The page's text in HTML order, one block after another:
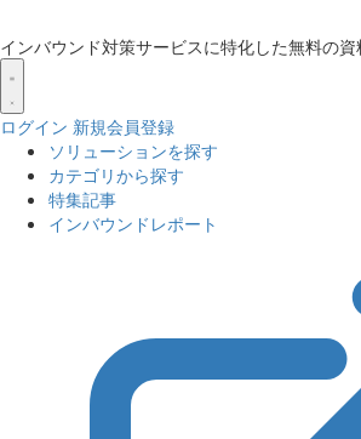
インバウンド対策サービスに特化した無料の
ログイン 新規会員登録
ソリューションを探す
カテゴリから探す
特集記事
インバウンドレポート